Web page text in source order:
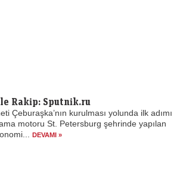
Rakip: Sputnik.ru
Çeburaşka’nın kurulması yolunda ilk adımı
motoru St. Petersburg şehrinde yapılan
DEVAMI »